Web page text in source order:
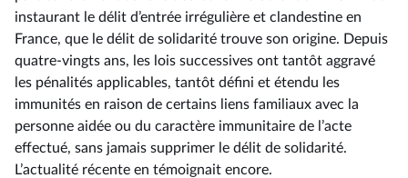
instaurant le délit d’entrée irrégulière et clandestine en
France, que le délit de solidarité trouve son origine. Depuis
quatre-vingts ans, les lois successives ont tantôt aggravé
les pénalités applicables, tantôt défini et étendu les
immunités en raison de certains liens familiaux avec la
personne aidée ou du caractère immunitaire de l’acte
effectué, sans jamais supprimer le délit de solidarité.
L’actualité récente en témoignait encore.